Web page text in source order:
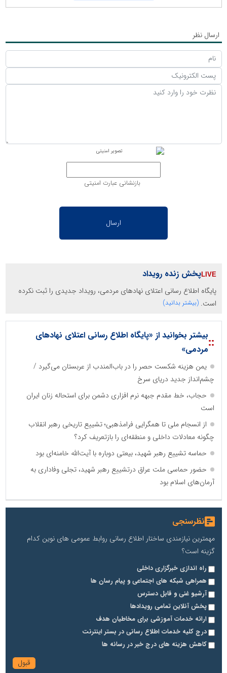
ارسال نظر
بازنشانی عبارت امنیتی
پخش زنده رویداد
پایگاه اطلاع رسانی اعتلای نهادهای مردمی، رویداد جدیدی را ثبت نکرده
است. (بیشتر بدانید)
::بیشتر بخوانید از «پایگاه اطلاع رسانی اعتلای نهادهای
مردمی»
یمن هزینه شکست حصر را در باب‌المندب از عربستان می‌گیرد /
چشم‌انداز جدید دریای سرخ
حجاب، خط مقدم جبهه نرم افزاری دشمن برای استحاله زنان ایران
است
از انسجام ملی تا همگرایی فرامذهبی؛ تشییع تاریخی رهبر انقلاب
چگونه معادلات داخلی و منطقه‌ای را بازتعریف کرد؟
حماسه تشییع رهبر شهید، بیعتی دوباره با آیت‌الله خامنه‌ای بود
حضور حماسی ملت عراق درتشییع رهبر شهید، تجلی وفاداری به
آرمان‌های اسلام بود
نظرسنجی
مهمترین نیازمندی ساختار اطلاع رسانی روابط عمومی های نوین کدام
گزینه است؟
راه اندازی خبرگزاری داخلی
همراهی شبکه های اجتماعی و پیام رسان ها
آرشیو غنی و قابل دسترس
پخش آنلاین تمامی رویدادها
ارائه خدمات آموزشی برای مخاطیان هدف
درج کلیه خدمات اطلاع رسانی در بستر اینترنت
کاهش هزینه های درج خبر در رسانه ها